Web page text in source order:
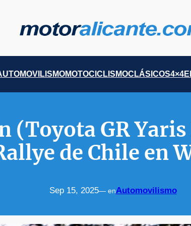
MOTOCICLISMOCLÁSICOS4×4
(Toyota GR
de Chile en
Sep 15, 2025— enAutomovilismo